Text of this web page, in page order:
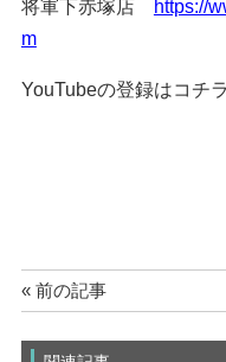
将軍下赤塚店 https://
m
YouTubeの登録はコチラ
« 前の記事